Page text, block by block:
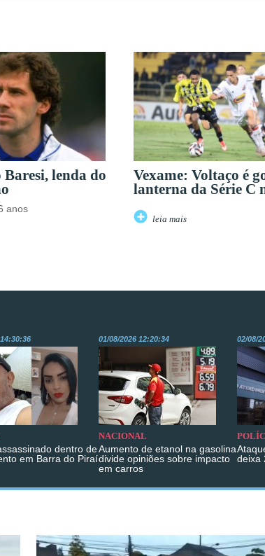
lenda do
anos
Vexame: Voltaço é
lanterna da Série C
leia mais
dentro de
em Barra do Piraí
01/08/2026 12:20:34
NACIONAL
Aumento de etanol na gasolina
divide opiniões sobre impacto
em carros
02/08/
deixa